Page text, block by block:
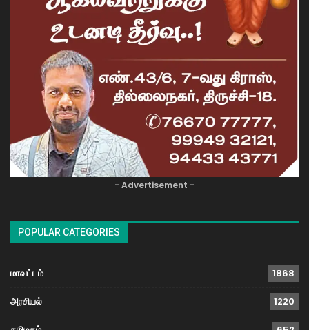
- Advertisement -
POPULAR CATEGORIES
மாவட்டம் 1868
அரசியல் 1220